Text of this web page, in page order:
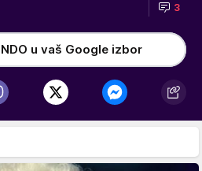
3
u vaš Google izbor